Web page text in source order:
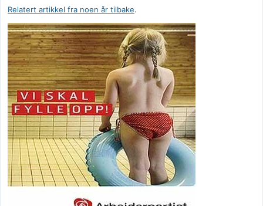
Relatert artikkel fra noen år tilbake.